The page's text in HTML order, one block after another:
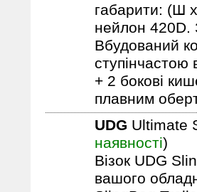
габарити: (Ш
нейлон 420D.
Вбудований
+ 2 бокові
плавним
UDG Ultimate
наявності)
Візок UDG
вашого